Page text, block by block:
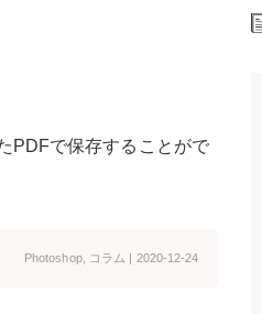
PDFで保存することがで
Photoshop, コラム | 2020-12-24